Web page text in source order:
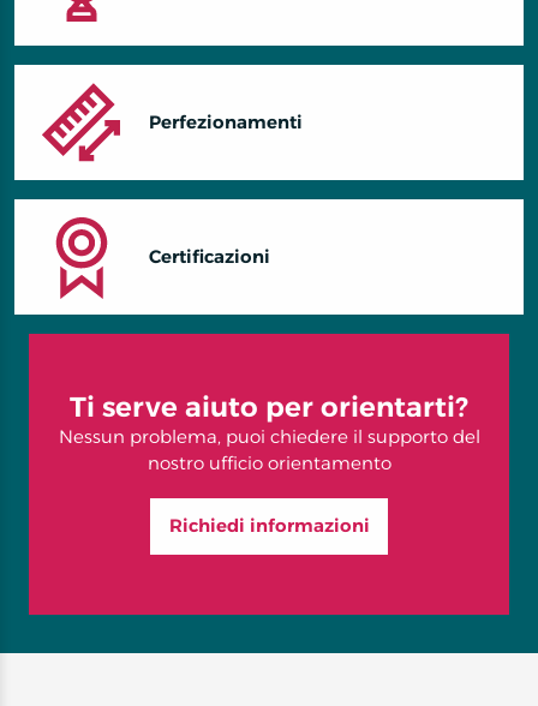
Perfezionamenti
Certificazioni
Ti serve aiuto per orientarti?
Nessun problema, puoi chiedere il supporto del
nostro ufficio orientamento
Richiedi informazioni